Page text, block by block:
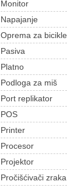
Monitor
Napajanje
Oprema za bicikle
Pasiva
Platno
Podloga za miš
Port replikator
POS
Printer
Procesor
Projektor
Pročišćivači zraka